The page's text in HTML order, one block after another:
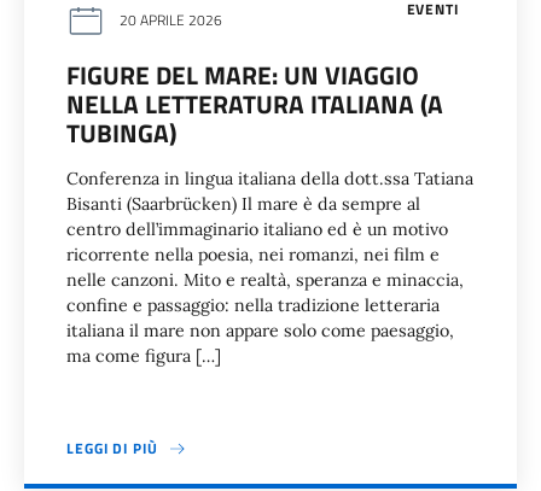
EVENTI
20 APRILE 2026
FIGURE DEL MARE: UN VIAGGIO
NELLA LETTERATURA ITALIANA (A
TUBINGA)
Conferenza in lingua italiana della dott.ssa Tatiana
Bisanti (Saarbrücken) Il mare è da sempre al
centro dell’immaginario italiano ed è un motivo
ricorrente nella poesia, nei romanzi, nei film e
nelle canzoni. Mito e realtà, speranza e minaccia,
confine e passaggio: nella tradizione letteraria
italiana il mare non appare solo come paesaggio,
ma come figura […]
LEGGI DI PIÙ